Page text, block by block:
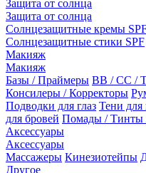
Защита от солнца
Защита от солнца
Солнцезащитные кремы
Солнцезащитные стики SPF
Макияж
Макияж
Базы / Праймеры BB / CC /
Консилеры / Корректоры
Подводки для глаз Тени для
для бровей Помады / Тинты
Аксессуары
Аксессуары
Массажеры Кинезиотейпы
Другое